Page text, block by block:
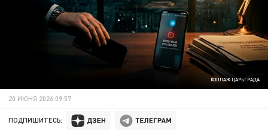
КОЛЛАЖ ЦАРЬГРАДА
20 ИЮНЯ 2026 09:57
ПОДПИШИТЕСЬ: